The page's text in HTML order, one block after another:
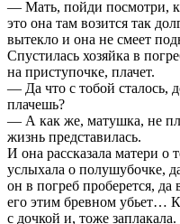
— Мать, пойди посмотри,
это она там возится так
вытекло и она не смеет
Спустилась хозяйка в
на приступочке, плачет.
— Да что с тобой сталось,
плачешь?
— А как же, матушка, не
жизнь представилась.
И она рассказала матери о
услыхала о полушубочке,
он в погреб проберется, да
его этим бревном убьет…
с дочкой и, тоже заплакала.